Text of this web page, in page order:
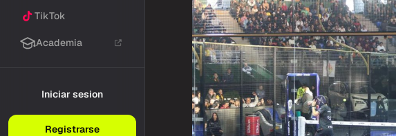
TikTok
Academia
Iniciar sesion
Registrarse